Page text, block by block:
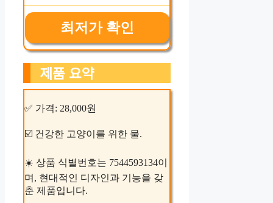
최저가 확인
제품 요약
✅ 가격: 28,000원
☑️ 건강한 고양이를 위한 물.
☀️ 상품 식별번호는 7544593134이
며, 현대적인 디자인과 기능을 갖
춘 제품입니다.